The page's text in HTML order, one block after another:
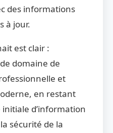
des informations
à jour.
est clair :
domaine de
et
en restant
d’information
sécurité de la